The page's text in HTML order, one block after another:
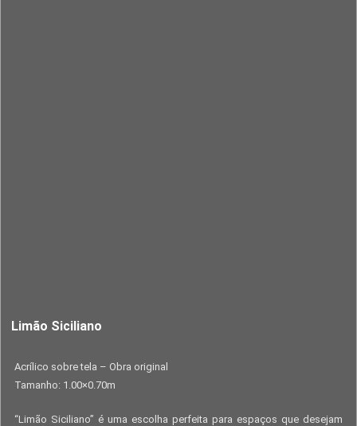
Limão Siciliano
Acrílico sobre tela – Obra original
Tamanho: 1.00×0.70m
“Limão Siciliano” é uma escolha perfeita para espaços que desejam